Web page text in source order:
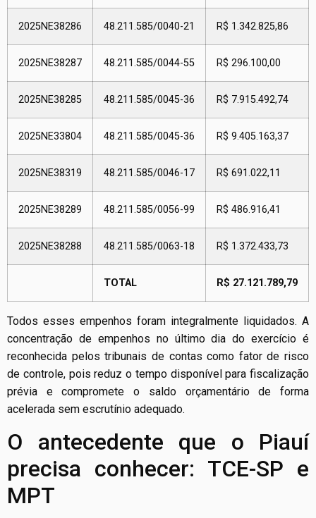
2025NE38286 48.211.585/0040-21 R$ 1.342.825,86
2025NE38287 48.211.585/0044-55 R$ 296.100,00
2025NE38285 48.211.585/0045-36 R$ 7.915.492,74
2025NE33804 48.211.585/0045-36 R$ 9.405.163,37
2025NE38319 48.211.585/0046-17 R$ 691.022,11
2025NE38289 48.211.585/0056-99 R$ 486.916,41
2025NE38288 48.211.585/0063-18 R$ 1.372.433,73
TOTAL R$ 27.121.789,79
Todos esses empenhos foram integralmente liquidados. A
concentração de empenhos no último dia do exercício é
reconhecida pelos tribunais de contas como fator de risco
de controle, pois reduz o tempo disponível para fiscalização
prévia e compromete o saldo orçamentário de forma
acelerada sem escrutínio adequado.
O antecedente que o Piauí
precisa conhecer: TCE-SP e
MPT